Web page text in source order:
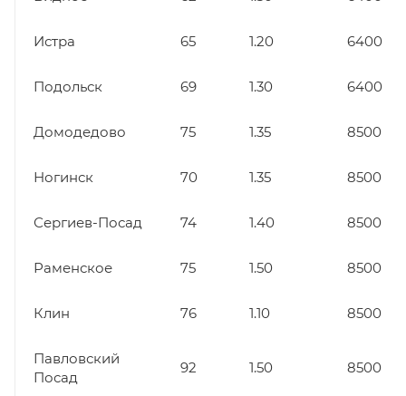
Истра 65 1.20 6400
Подольск 69 1.30 6400
Домодедово 75 1.35 8500
Ногинск 70 1.35 8500
Сергиев-Посад 74 1.40 8500
Раменское 75 1.50 8500
Клин 76 1.10 8500
Павловский
Посад
92 1.50 8500